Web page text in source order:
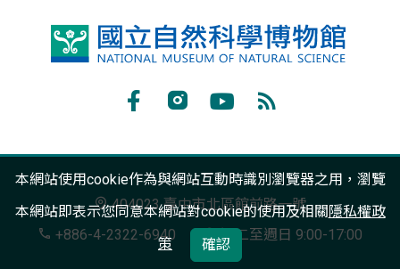
國
博
訂
閱
404023 臺中市北區館前路一號
+886-4-2322-6940
週二至週日 9:00-17:00
本網站使用cookie作為與網站互動時識別瀏覽器之用，瀏覽
本網站即表示您同意本網站對cookie的使用及相關隱私權政
策
確認